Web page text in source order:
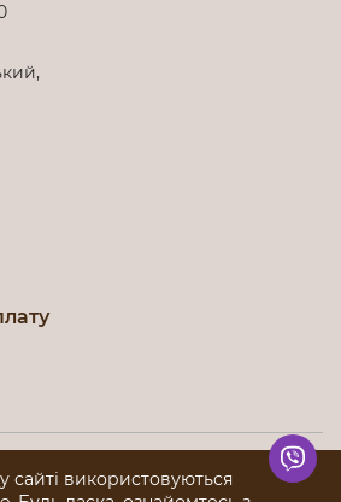
© 2012-2026. Всі права
захищені
сайті використовуються